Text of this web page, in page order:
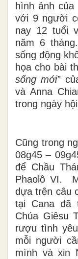
hình ảnh
với 9 người
nay 12 tuổi
năm 6
sống động
họa cho bài
sống mới”
và Anna
trong ngày
Cũng trong
08g45 –
để Chầu
Phaolô VI.
dựa trên câu
tại Cana đã
Chúa Giêsu
rượu tình
mỗi người
mình và xin